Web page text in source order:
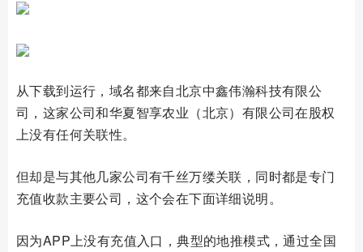
从下载到运行，域名都来自北京中鑫伟瀚科技有限公
司，这家公司和华夏智享农业（北京）有限公司在股权
上没有任何关联性。
但却是与其他几家公司有千丝万缕关联，同时都是专门
充值收款主要公司，这个会在下面详细说明。
因为APP上没有充值入口，典型的地推模式，通过全国